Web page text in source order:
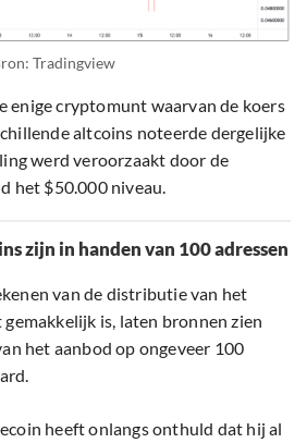
Tradingview
enige cryptomunt waarvan de koers
altcoins noteerde dergelijke
werd veroorzaakt door de
het $50.000 niveau.
zijn in handen van 100 adressen
van de distributie van het
is, laten bronnen zien
het aanbod op ongeveer 100
heeft onlangs onthuld dat hij al